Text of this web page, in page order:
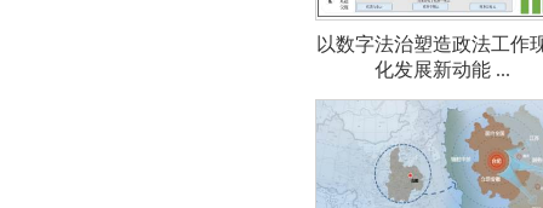
以数字法治塑造政法工作
化发展新动能 ...